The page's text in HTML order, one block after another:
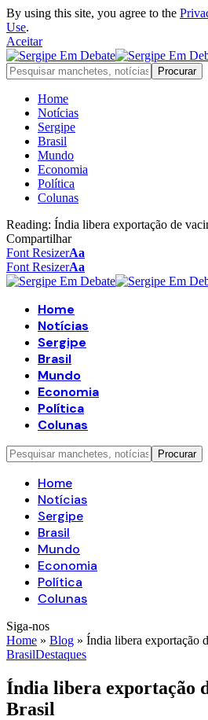
By using this site, you agree to the
Use.
Aceitar
Home
Notícias
Sergipe
Brasil
Mundo
Economia
Política
Colunas
Reading: Índia libera exportação de
Compartilhar
Font ResizerAa
Font ResizerAa
Home
Notícias
Sergipe
Brasil
Mundo
Economia
Política
Colunas
Home
Notícias
Sergipe
Brasil
Mundo
Economia
Política
Colunas
Siga-nos
Home » Blog » Índia libera exportação
BrasilDestaques
Índia libera exportação
Brasil